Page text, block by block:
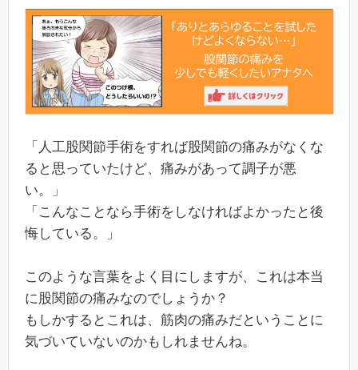
「人工股関節手術をすれば股関節の痛みがなくな
ると思っていたけど、痛みがあって調子が悪
い。」
「こんなことなら手術をしなければよかったと後
悔している。」
このような言葉をよく目にしますが、これは本当
に股関節の痛みなのでしょうか？
もしかするとこれは、筋肉の痛みだということに
気づいていないのかもしれませんね。